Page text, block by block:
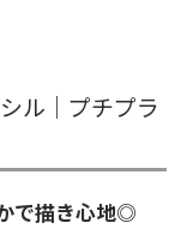
ル｜プチプラ
で描き心地◎